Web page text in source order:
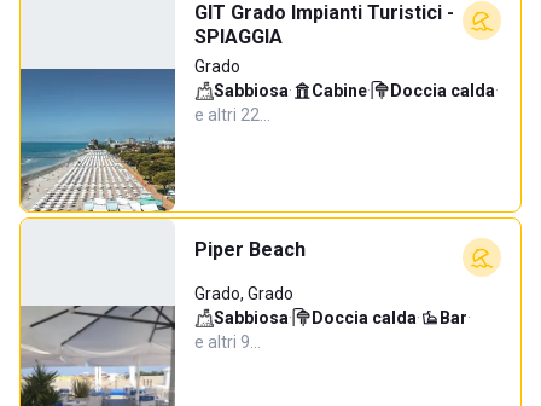
GIT Grado Impianti Turistici -
SPIAGGIA
Grado
Sabbiosa· Cabine· Doccia calda·
e altri 22…
Piper Beach
Grado, Grado
Sabbiosa· Doccia calda· Bar·
e altri 9…